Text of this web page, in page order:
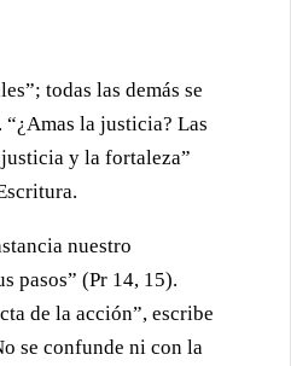
todas las demás se
la justicia? Las
y la fortaleza”
nuestro
pasos” (Pr 14, 15).
de la acción”, escribe
se confunde ni con la